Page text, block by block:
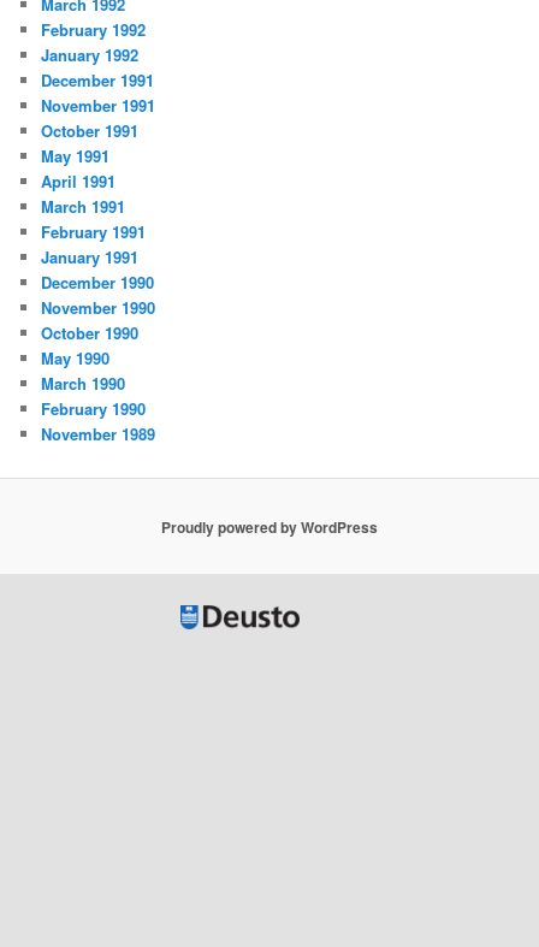
February 1992
January 1992
December 1991
November 1991
October 1991
May 1991
April 1991
March 1991
February 1991
January 1991
December 1990
November 1990
October 1990
May 1990
March 1990
February 1990
November 1989
Proudly powered by WordPress